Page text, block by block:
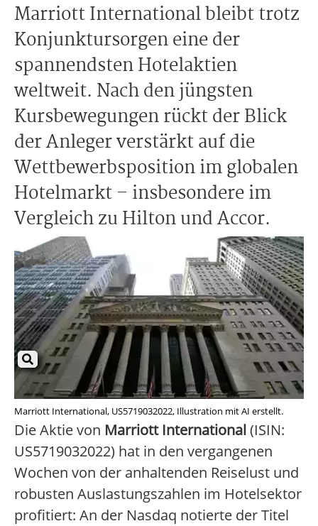
Marriott International bleibt trotz
Konjunktursorgen eine der
spannendsten Hotelaktien
weltweit. Nach den jüngsten
Kursbewegungen rückt der Blick
der Anleger verstärkt auf die
Wettbewerbsposition im globalen
Hotelmarkt – insbesondere im
Vergleich zu Hilton und Accor.
Marriott International, US5719032022, Illustration mit AI erstellt.
Die Aktie von Marriott International(ISIN:
US5719032022) hat in den vergangenen
Wochen von der anhaltenden Reiselust und
robusten Auslastungszahlen im Hotelsektor
profitiert: An der Nasdaq notierte der Titel